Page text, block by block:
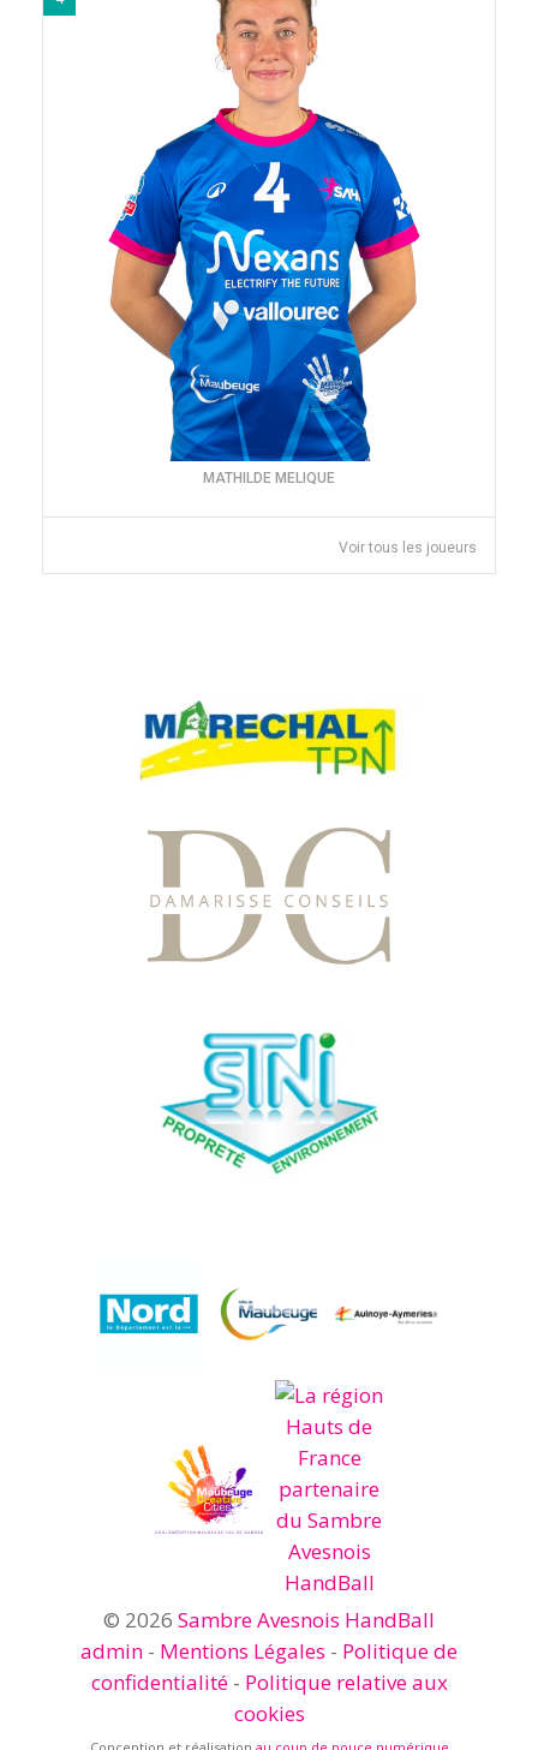
MATHILDE MELIQUE
Voir tous les joueurs
© 2026 Sambre Avesnois HandBall
admin - Mentions Légales - Politique de
confidentialité- Politique relative aux
cookies